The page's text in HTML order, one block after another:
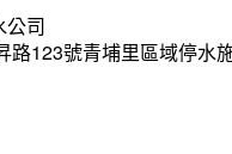
公司
路123號青埔里區域停水